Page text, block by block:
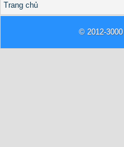
Trang chủ
© 2012-3000